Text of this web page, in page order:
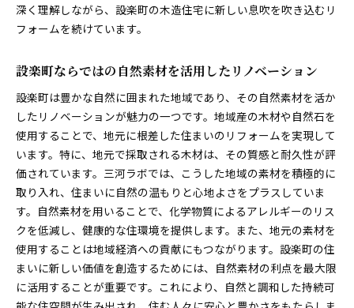
環境に優しい持続可能なリフォームの目指すもの
地域社会と共に育む木造住宅の未来
設楽町でのリフォーム体験とその付加価値
愛知県北設楽郡設楽町の木造リフォームで家族が安心
して暮らせる住まいへ
家族の安全を守るリフォームの要点
設楽町での防災に強い木造住宅の実現
快適さを追求した断熱・気密性能の向上
防音対策を施した静かな住環境の提供
住まいの健康を考慮した空気環境の改善
安心の保証制度でリフォーム後も安心
設楽町で実感する木造住宅リフォームの価値、三河ラ
ボの提案
深く理解しながら、設楽町の木造住宅に新しい息吹を吹き込むリ
フォームを続けています。
設楽町ならではの自然素材を活用したリノベーション
設楽町は豊かな自然に囲まれた地域であり、その自然素材を活か
したリノベーションが魅力の一つです。地域産の木材や自然石を
使用することで、地元に根差した住まいのリフォームを実現して
います。特に、地元で採取される木材は、その質感と耐久性が評
価されています。三河ラボでは、こうした地域の素材を積極的に
取り入れ、住まいに自然の温もりと心地よさをプラスしていま
す。自然素材を用いることで、化学物質によるアレルギーのリス
クを低減し、健康的な住環境を提供します。また、地元の素材を
使用することは地域経済への貢献にもつながります。設楽町の住
まいに新しい価値を創造するためには、自然素材の利点を最大限
に活用することが重要です。これにより、自然と調和した持続可